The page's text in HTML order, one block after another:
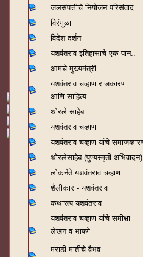
जलसंपत्तीचे नियोजन परिसंवाद
विरंगुळा
विदेश दर्शन
यशवंतराव इतिहासाचे एक पान..
आमचे मुख्यमंत्री
यशवंतराव चव्हाण राजकारण
आणि साहित्य
थोरले साहेब
यशवंतराव चव्हाण
यशवंतराव चव्हाण यांचे
थोरलेसाहेब (पुण्यस्मृती अभिवादन)
लोकनेते यशवंतराव चव्हाण
शैलीकार - यशवंतराव
कथारूप यशवंतराव
यशवंतराव चव्हाण यांचे समीक्षा
लेखन व भाषणे
मराठी मातीचे वैभव